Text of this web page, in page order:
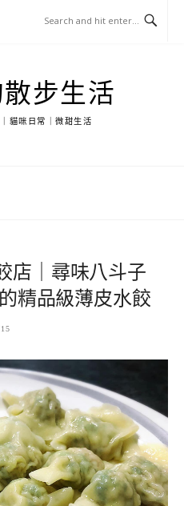
步生活
貓咪日常｜微甜生活
店｜尋味八斗子
精品級薄皮水餃